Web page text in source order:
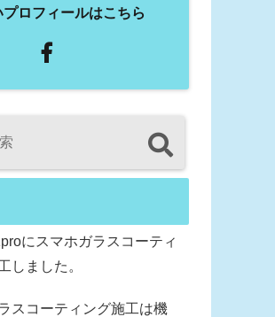
ロフィールはこちら
にスマホガラスコーティ
しました。
スコーティング施工は機